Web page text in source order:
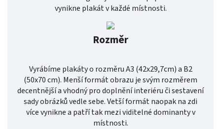
vynikne plakát v každé místnosti.
Rozměr
Vyrábíme plakáty o rozměru A3 (42x29,7cm) a B2
(50x70 cm). Menší formát obrazu je svým rozměrem
decentnější a vhodný pro doplnění interiéru či sestavení
sady obrázků vedle sebe. Vetší formát naopak na zdi
více vynikne a patří tak mezi viditelné dominanty v
místnosti.